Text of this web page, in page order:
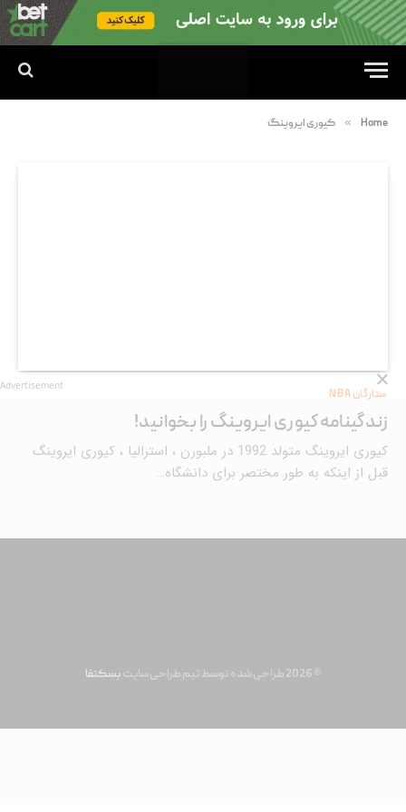
Home
» کیوری ایروینگ
ستارگان NBA
زندگینامه کیوری ایروینگ را بخوانید!
کیوری ایروینگ متولد 1992 در ملبورن ، استرالیا ، کیوری ایروینگ
قبل از اینکه به طور مختصر برای دانشگاه…
© 2026 طراحی شده توسط تیم طراحی سایت بسکتفا
Advertisement